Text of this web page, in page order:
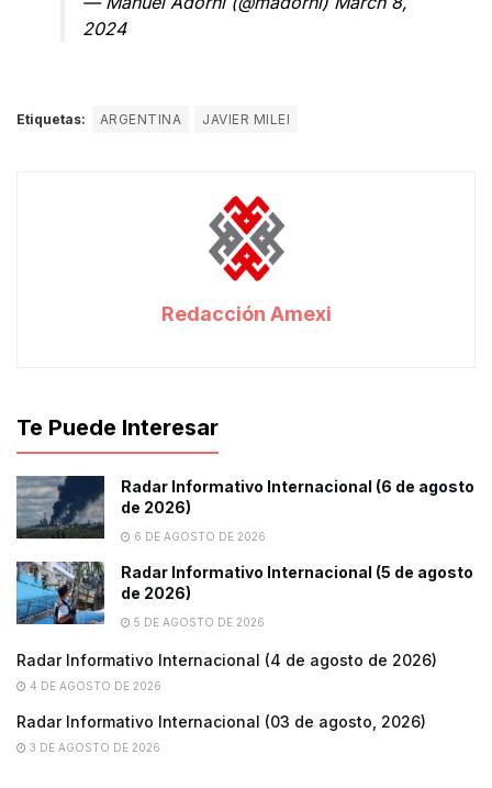
2024
Etiquetas: ARGENTINA JAVIER MILEI
Redacción Amexi
Te Puede Interesar
Radar Informativo Internacional (6 de agosto
de 2026)
6 DE AGOSTO DE 2026
Radar Informativo Internacional (5 de agosto
de 2026)
5 DE AGOSTO DE 2026
Radar Informativo Internacional (4 de agosto de 2026)
4 DE AGOSTO DE 2026
Radar Informativo Internacional (03 de agosto, 2026)
3 DE AGOSTO DE 2026